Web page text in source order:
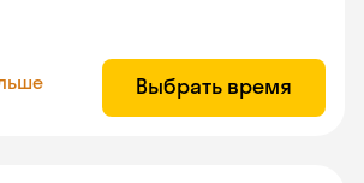
Выбрать время